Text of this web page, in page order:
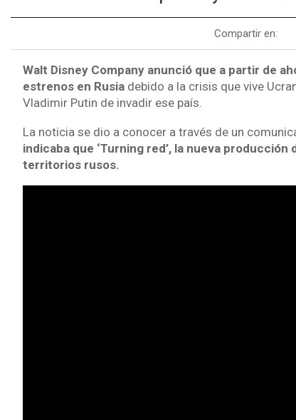
Compartir en:
Walt Disney Company anunció que a partir de
estrenos en Rusia debido a la crisis que vive
Vladimir Putin de invadir ese país.
La noticia se dio a conocer a través de un
indicaba que ‘Turning red’, la nueva
territorios rusos.